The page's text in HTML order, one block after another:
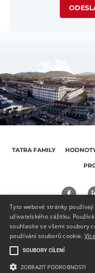
TATRA FAMILY
NAPIŠTE
734 173 136
Tyto webové stránky
uživatelského zážitku.
souhlasíte se všemi soubory
používání souborů cookie.
SOUBORY CÍLENÍ
ZOBRAZIT PODROBNOSTI